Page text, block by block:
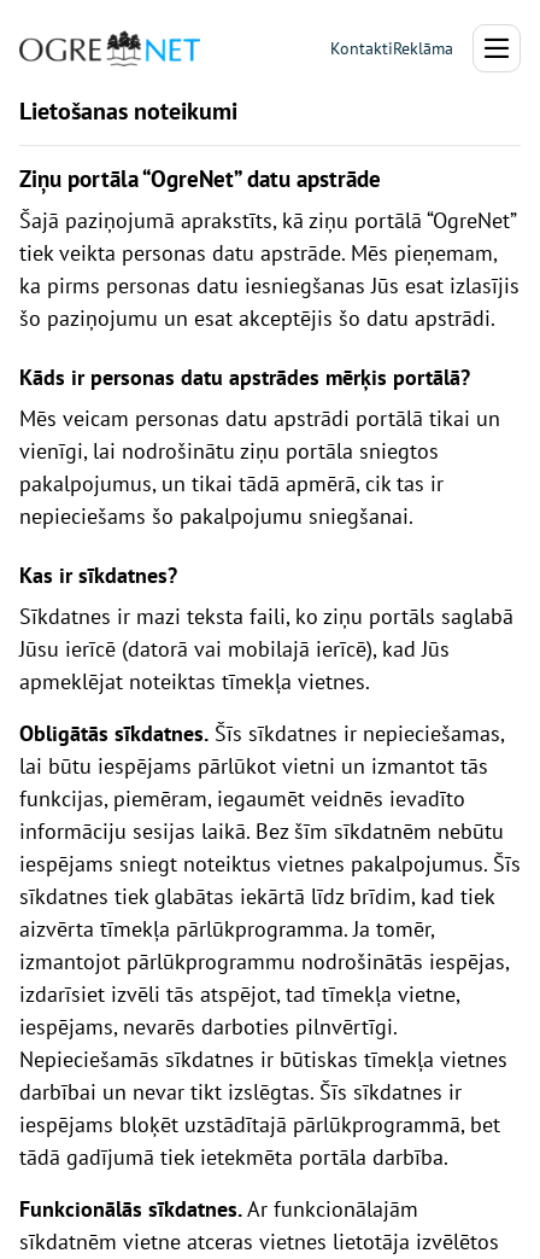
KontaktiReklāma
Lietošanas noteikumi
Ziņu portāla “OgreNet”datu apstrāde
Šajā paziņojumā aprakstīts, kā ziņu portālā “OgreNet”
tiek veikta personas datu apstrāde. Mēs pieņemam,
ka pirms personas datu iesniegšanas Jūs esat izlasījis
šo paziņojumu un esat akceptējis šo datu apstrādi.
Kāds ir personas datu apstrādes mērķis portālā?
Mēs veicam personas datu apstrādi portālā tikai un
vienīgi, lai nodrošinātu ziņu portāla sniegtos
pakalpojumus,un tikai tādā apmērā,ciktas ir
nepieciešams šo pakalpojumu sniegšanai.
Kas ir sīkdatnes?
Sīkdatnes ir mazi teksta faili, ko ziņu portāls saglabā
Jūsu ierīcē (datorā vai mobilajā ierīcē), kadJūs
apmeklējat noteiktas tīmekļa vietnes.
Obligātās sīkdatnes. Šīs sīkdatnes ir nepieciešamas,
lai būtu iespējams pārlūkot vietni un izmantot tās
funkcijas, piemēram, iegaumēt veidnēs ievadīto
informāciju sesijas laikā. Bez šīm sīkdatnēm nebūtu
iespējams sniegt noteiktus vietnes pakalpojumus. Šīs
sīkdatnes tiek glabātas iekārtā līdz brīdim, kad tiek
aizvērta tīmekļa pārlūkprogramma. Ja tomēr,
izmantojot pārlūkprogrammu nodrošinātās iespējas,
izdarīsiet izvēli tās atspējot, tad tīmekļa vietne,
iespējams, nevarēs darboties pilnvērtīgi.
Nepieciešamās sīkdatnes ir būtiskas tīmekļa vietnes
darbībai un nevar tikt izslēgtas. Šīs sīkdatnes ir
iespējams bloķēt uzstādītajā pārlūkprogrammā, bet
tādā gadījumā tiek ietekmēta portāla darbība.
Funkcionālās sīkdatnes.Ar funkcionālajām
sīkdatnēm vietne atceras vietnes lietotāja izvēlētos